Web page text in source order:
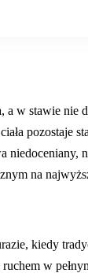
a w stawie
pozostaje
niedoceniany,
na
kiedy
w